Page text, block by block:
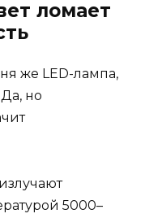
ломает
же LED-лампа,
но
5000–